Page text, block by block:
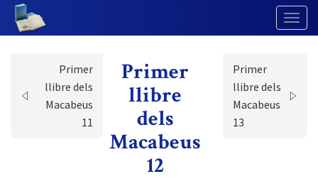
Primer
llibre dels
Macabeus
11
Primer
llibre
dels
Macabeus
12
Primer
llibre dels
Macabeus
13